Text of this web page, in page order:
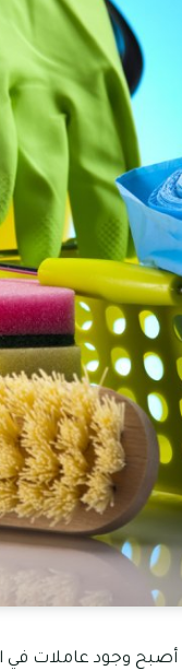
أصبح وجود عاملات في